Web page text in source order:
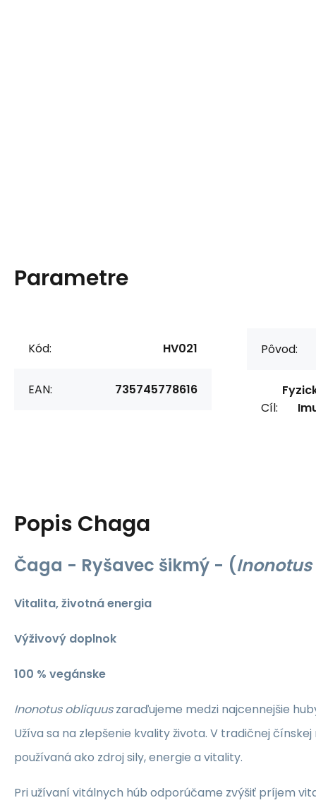
Parametre
Kód: HV021
EAN: 735745778616
Pôvod:
Cíl:
Popis Chaga
Čaga - Ryšavec šikmý - (
Vitalita, životná energia
Výživový doplnok
100 % vegánske
Inonotus obliquuszaraďujeme medzi najcennejšie
Užíva sa na zlepšenie kvality života. V tradičnej
používaná ako zdroj sily, energie a vitality.
Pri užívaní vitálnych húb odporúčame zvýšiť príjem